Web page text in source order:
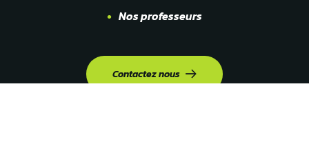
Nos professeurs
Contactez nous